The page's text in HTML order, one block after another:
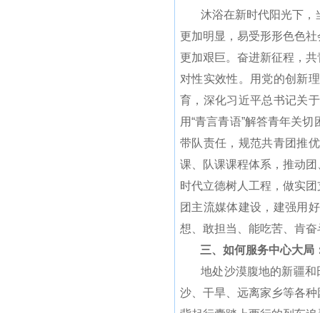
沐浴在新时代阳光下，
更加明显，易受形形色色
更加艰巨。奋进新征程，
对性实效性。用党的创新
育，深化习近平总书记关
用“青言青语”解答青年关
带队责任，规范共青团推
课、队课课程体系，推动
时代立德树人工程，做实
团主流媒体建设，建强用
想、敢担当、能吃苦、肯
三、如何服务中心大局
地处沙漠腹地的新疆和
沙、干旱、远离家乡等各